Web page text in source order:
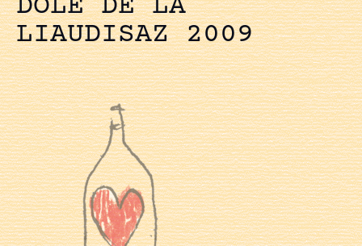
DÔLE DE LA
LIAUDISAZ 2009